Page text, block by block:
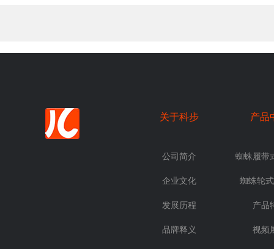
关于科步
公司简介
企业文化
发展历程
品牌释义
产品
蜘蛛履带
蜘蛛轮
产品
视频